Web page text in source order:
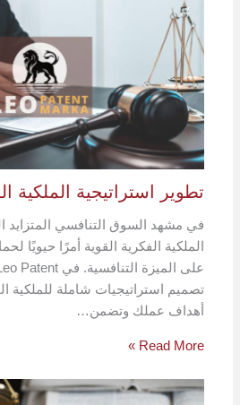
تطوير استراتيجية الملكية
في مشهد السوق التنافسي المتزايد
الملكية الفكرية القوية أمرًا حيويًا
تصميم استراتيجيات شاملة للملكية
أهداف عملك وتضمن…
Read More »